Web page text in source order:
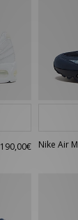
190,00€ Nike Air